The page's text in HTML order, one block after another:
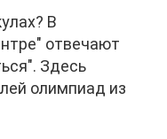
В
отвечают
Здесь
олимпиад из